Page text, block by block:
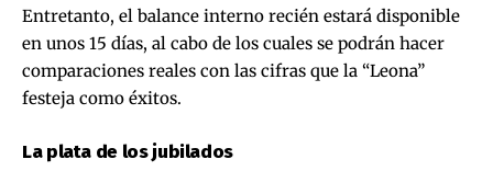
Entretanto, el balance interno recién estará disponible
en unos 15 días, al cabo de los cuales se podrán hacer
comparaciones reales con las cifras que la “Leona”
festeja como éxitos.
La plata de los jubilados